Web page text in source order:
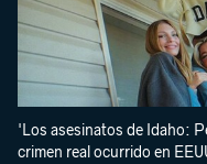
'Los asesinatos de Idaho:
crimen real ocurrido en